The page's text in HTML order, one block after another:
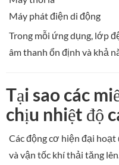
Máy phát điện di động
Trong mỗi ứng dụng, lớp
âm thanh ổn định và khả
Tại sao các
chịu nhiệt độ
Các động cơ hiện đại
và vận tốc khí thải tăng